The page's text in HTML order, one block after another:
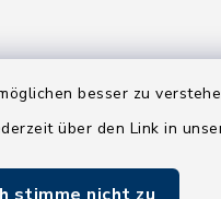
besser zu
über den Link in